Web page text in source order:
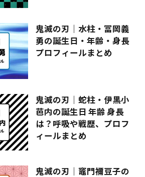
鬼滅の刃｜水柱・冨岡義
勇の誕生日・年齢・身長
プロフィールまとめ
鬼滅の刃｜蛇柱・伊黒小
芭内の誕生日 年齢 身長
は？呼吸や戦歴、プロフ
ィールまとめ
鬼滅の刃｜竈門禰󠄀豆子の